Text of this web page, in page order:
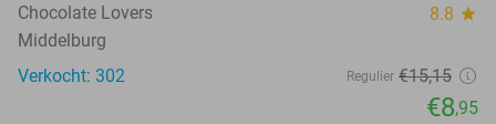
Chocolate Lovers 8.8 star
Middelburg
Verkocht: 302
Regulier €15,15
€8,95